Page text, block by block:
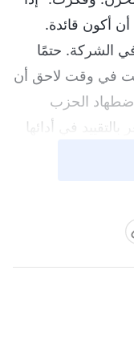
أكون قائدة.
الشركة. حتمًا
في وقت لاحق أن
الحزب
في أدائها
الله لإقامة
تقدم شركة
يمكنها أن تغطي
لسماع ما